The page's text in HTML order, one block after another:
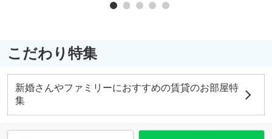
こだわり特集
新婚さんやファミリーにおすすめの賃貸のお部屋特
集